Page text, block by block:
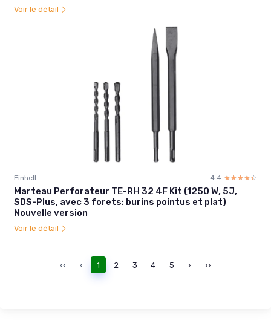
Voir le détail
Einhell 4.4 ☆☆☆☆☆
★★★★★
Marteau Perforateur TE-RH 32 4F Kit (1250 W, 5J,
SDS-Plus, avec 3 forets: burins pointus et plat)
Nouvelle version
Voir le détail
‹‹ ‹ 1 2 3 4 5 › ››